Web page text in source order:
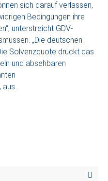
sich darauf verlassen,
Bedingungen ihre
unterstreicht GDV-
„Die deutschen
Solvenzquote drückt das
und absehbaren
aus.